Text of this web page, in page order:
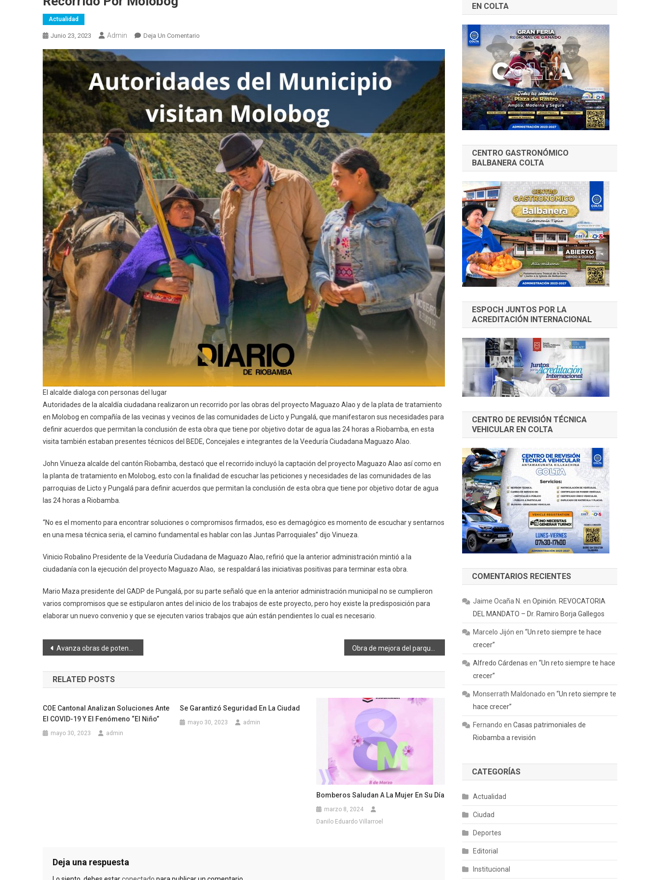
Actualidad
Junio 23, 2023 Admin Deja Un Comentario
El alcalde dialoga con personas del lugar
Autoridades de la alcaldía ciudadana realizaron un recorrido por las obras del proyecto Maguazo Alao y de la plata de tratamiento
en Molobog en compañía de las vecinas y vecinos de las comunidades de Licto y Pungalá, que manifestaron sus necesidades para
definir acuerdos que permitan la conclusión de esta obra que tiene por objetivo dotar de agua las 24 horas a Riobamba, en esta
visita también estaban presentes técnicos del BEDE, Concejales e integrantes de la Veeduría Ciudadana Maguazo Alao.
John Vinueza alcalde del cantón Riobamba, destacó que el recorrido incluyó la captación del proyecto Maguazo Alao así como en
la planta de tratamiento en Molobog, esto con la finalidad de escuchar las peticiones y necesidades de las comunidades de las
parroquias de Licto y Pungalá para definir acuerdos que permitan la conclusión de esta obra que tiene por objetivo dotar de agua
las 24 horas a Riobamba.
“No es el momento para encontrar soluciones o compromisos firmados, eso es demagógico es momento de escuchar y sentarnos
en una mesa técnica seria, el camino fundamental es hablar con las Juntas Parroquiales” dijo Vinueza.
Vinicio Robalino Presidente de la Veeduría Ciudadana de Maguazo Alao, refirió que la anterior administración mintió a la
ciudadanía con la ejecución del proyecto Maguazo Alao, se respaldará las iniciativas positivas para terminar esta obra.
Mario Maza presidente del GADP de Pungalá, por su parte señaló que en la anterior administración municipal no se cumplieron
varios compromisos que se estipularon antes del inicio de los trabajos de este proyecto, pero hoy existe la predisposición para
elaborar un nuevo convenio y que se ejecuten varios trabajos que aún están pendientes lo cual es necesario.
Navegación
de
entradas
Avanza obras de potenciación en iglesias patrimoniales rurales
RELATED POSTS
COE Cantonal Analizan Soluciones Ante
El COVID-19 Y El Fenómeno “El Niño”
mayo 30, 2023 admin
Se Garantizó Seguridad En La Ciudad
mayo 30, 2023 admin
Bomberos Saludan A La Mujer En Su Día
marzo 8, 2024
Danilo Eduardo Villarroel
Deja una respuesta
EN COLTA
CENTRO GASTRONÓMICO
BALBANERA COLTA
ESPOCH JUNTOS POR LA
ACREDITACIÓN INTERNACIONAL
CENTRO DE REVISIÓN TÉCNICA
VEHICULAR EN COLTA
COMENTARIOS RECIENTES
Jaime Ocaña N. enOpinión. REVOCATORIA
DEL MANDATO – Dr. Ramiro Borja Gallegos
Marcelo Jijón en“Un reto siempre te hace
crecer”
Alfredo Cárdenas en“Un reto siempre te hace
crecer”
Monserrath Maldonado en“Un reto siempre te
hace crecer”
Fernando enCasas patrimoniales de
Riobamba a revisión
CATEGORÍAS
Actualidad
Ciudad
Deportes
Editorial
Institucional